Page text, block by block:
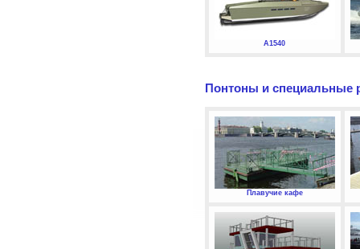
А1540
Понтоны и специальные
Плавучие кафе